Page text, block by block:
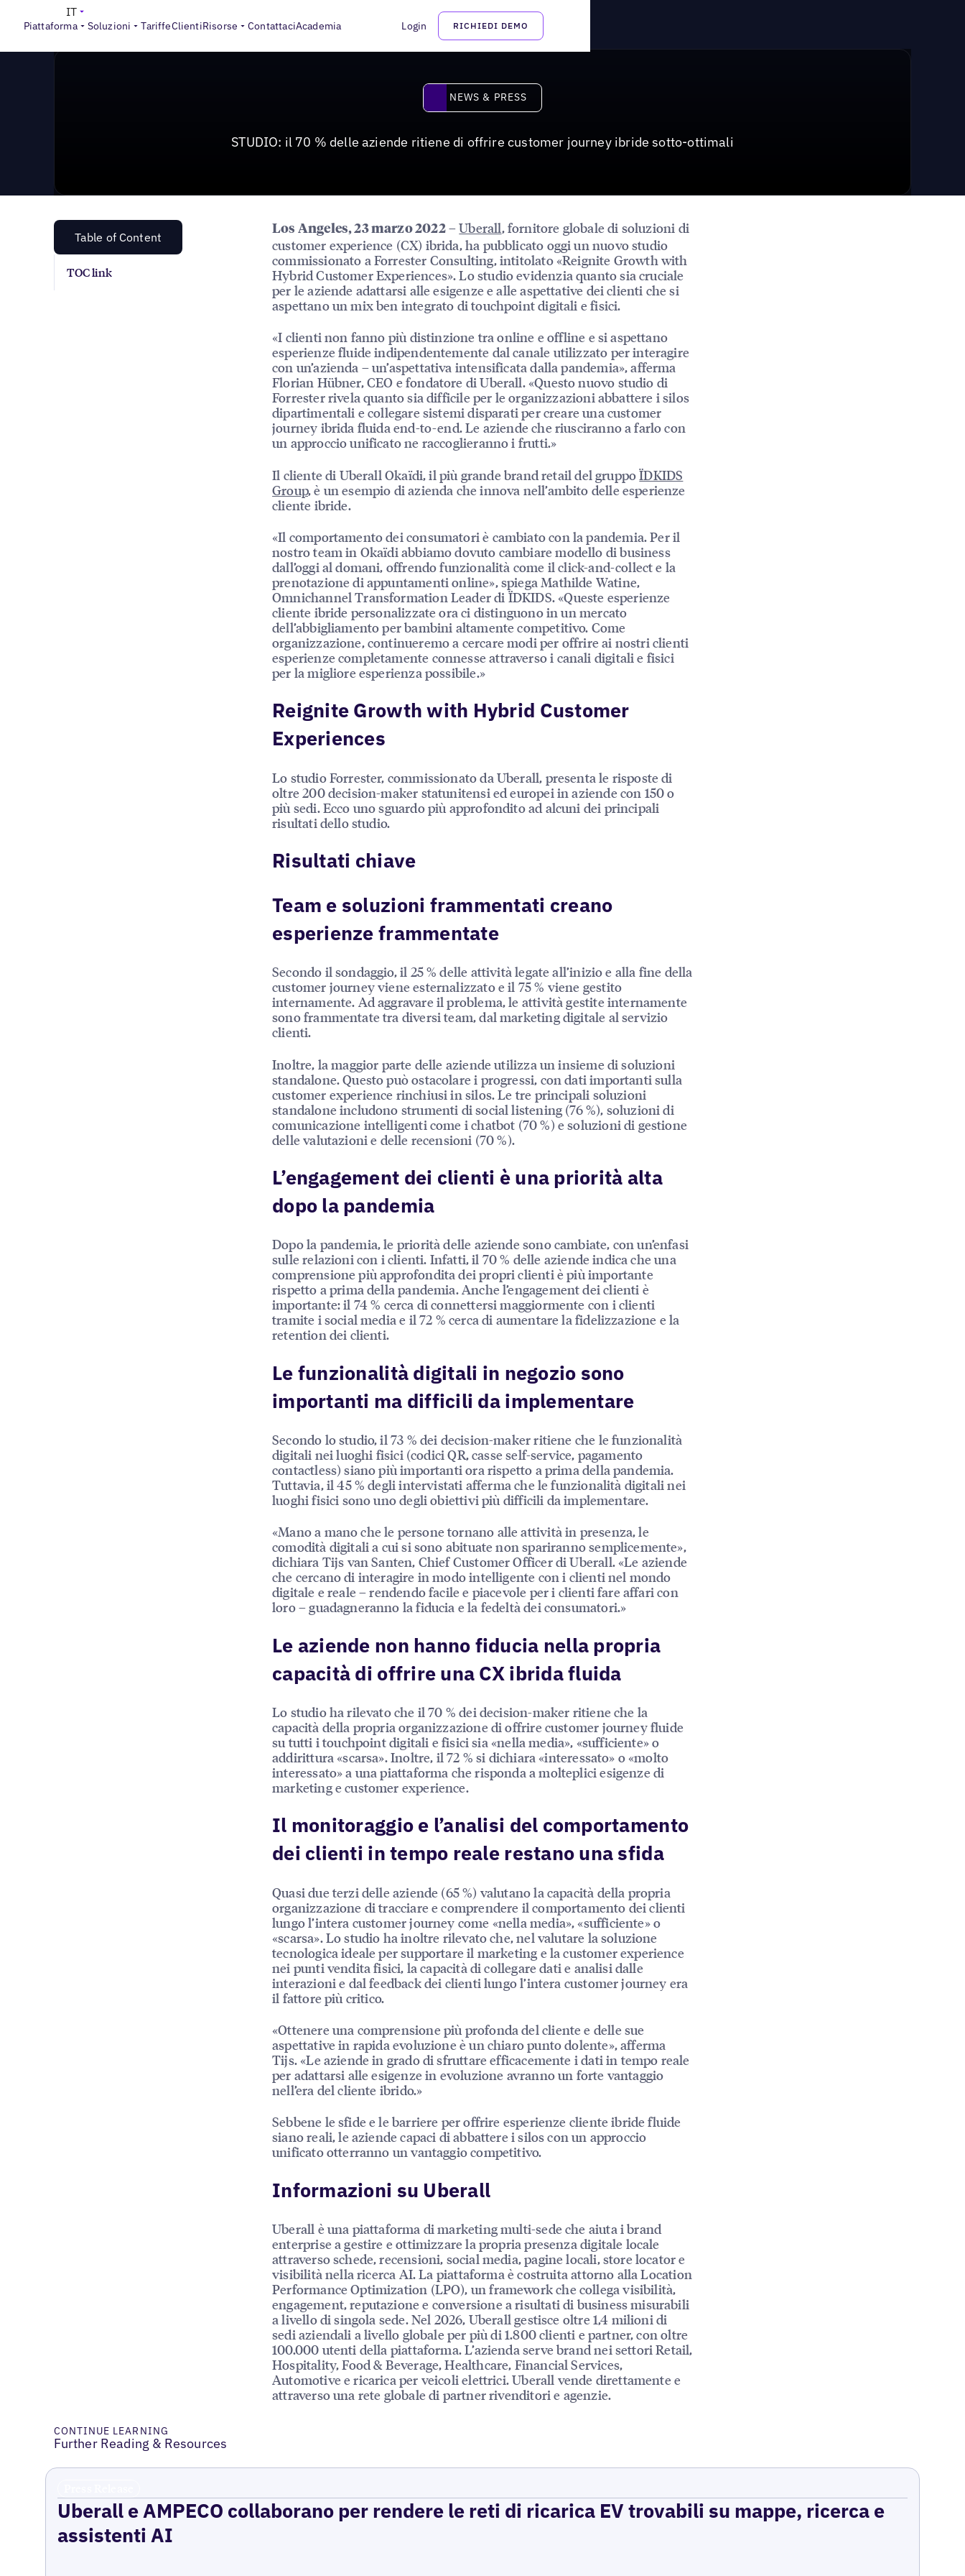
Piattaforma Soluzioni TariffeClientiRisorse ContattaciAcademia Login RICHIEDI DEMO
IT
News & Press STUDIO: il 70 % delle aziende ritiene di offrire customer journey ibride sotto-ottimali
News & Press
NEWS & PRESS
STUDIO: il 70 % delle aziende ritiene di offrire customer journey ibride sotto-ottimali
Table of Content
TOC link
Los Angeles, 23 marzo 2022–Uberall, fornitore globale di soluzioni di
customer experience (CX) ibrida, ha pubblicato oggi un nuovo studio
commissionato a Forrester Consulting, intitolato «Reignite Growth with
Hybrid Customer Experiences». Lo studio evidenzia quanto sia cruciale
per le aziende adattarsi alle esigenze e alle aspettative dei clienti che si
aspettano un mix ben integrato di touchpoint digitali e fisici.
«I clienti non fanno più distinzione tra online e offline e si aspettano
esperienze fluide indipendentemente dal canale utilizzato per interagire
con un’azienda – un’aspettativa intensificata dalla pandemia», afferma
Florian Hübner, CEO e fondatore di Uberall. «Questo nuovo studio di
Forrester rivela quanto sia difficile per le organizzazioni abbattere i silos
dipartimentali e collegare sistemi disparati per creare una customer
journey ibrida fluida end-to-end. Le aziende che riusciranno a farlo con
un approccio unificato ne raccoglieranno i frutti.»
Il cliente di Uberall Okaïdi, il più grande brand retail del gruppoÏDKIDS
Group, è un esempio di azienda che innova nell’ambito delle esperienze
cliente ibride.
«Il comportamento dei consumatori è cambiato con la pandemia. Per il
nostro team in Okaïdi abbiamo dovuto cambiare modello di business
dall’oggi al domani, offrendo funzionalità come il click-and-collect e la
prenotazione di appuntamenti online», spiega Mathilde Watine,
Omnichannel Transformation Leader di ÏDKIDS. «Queste esperienze
cliente ibride personalizzate ora ci distinguono in un mercato
dell’abbigliamento per bambini altamente competitivo. Come
organizzazione, continueremo a cercare modi per offrire ai nostri clienti
esperienze completamente connesse attraverso i canali digitali e fisici
per la migliore esperienza possibile.»
Reignite Growth with Hybrid Customer
Experiences
Lo studio Forrester, commissionato da Uberall, presenta le risposte di
oltre 200 decision-maker statunitensi ed europei in aziende con 150 o
più sedi. Ecco uno sguardo più approfondito ad alcuni dei principali
risultati dello studio.
Risultati chiave
Team e soluzioni frammentati creano
esperienze frammentate
Secondo il sondaggio, il 25 % delle attività legate all’inizio e alla fine della
customer journey viene esternalizzato e il 75 % viene gestito
internamente. Ad aggravare il problema, le attività gestite internamente
sono frammentate tra diversi team, dal marketing digitale al servizio
clienti.
Inoltre, la maggior parte delle aziende utilizza un insieme di soluzioni
standalone. Questo può ostacolare i progressi, con dati importanti sulla
customer experience rinchiusi in silos. Le tre principali soluzioni
standalone includono strumenti di social listening (76 %), soluzioni di
comunicazione intelligenti come i chatbot (70 %) e soluzioni di gestione
delle valutazioni e delle recensioni (70 %).
L’engagement dei clienti è una priorità alta
dopo la pandemia
Dopo la pandemia, le priorità delle aziende sono cambiate, con un’enfasi
sulle relazioni con i clienti. Infatti, il 70 % delle aziende indica che una
comprensione più approfondita dei propri clienti è più importante
rispetto a prima della pandemia. Anche l’engagement dei clienti è
importante: il 74 % cerca di connettersi maggiormente con i clienti
tramite i social media e il 72 % cerca di aumentare la fidelizzazione e la
retention dei clienti.
Le funzionalità digitali in negozio sono
importanti ma difficili da implementare
Secondo lo studio, il 73 % dei decision-maker ritiene che le funzionalità
digitali nei luoghi fisici (codici QR, casse self-service, pagamento
contactless) siano più importanti ora rispetto a prima della pandemia.
Tuttavia, il 45 % degli intervistati afferma che le funzionalità digitali nei
luoghi fisici sono uno degli obiettivi più difficili da implementare.
«Mano a mano che le persone tornano alle attività in presenza, le
comodità digitali a cui si sono abituate non spariranno semplicemente»,
dichiara Tijs van Santen, Chief Customer Officer di Uberall. «Le aziende
che cercano di interagire in modo intelligente con i clienti nel mondo
digitale e reale – rendendo facile e piacevole per i clienti fare affari con
loro – guadagneranno la fiducia e la fedeltà dei consumatori.»
Le aziende non hanno fiducia nella propria
capacità di offrire una CX ibrida fluida
Lo studio ha rilevato che il 70 % dei decision-maker ritiene che la
capacità della propria organizzazione di offrire customer journey fluide
su tutti i touchpoint digitali e fisici sia «nella media», «sufficiente» o
addirittura «scarsa». Inoltre, il 72 % si dichiara «interessato» o «molto
interessato» a una piattaforma che risponda a molteplici esigenze di
marketing e customer experience.
Il monitoraggio e l’analisi del comportamento
dei clienti in tempo reale restano una sfida
Quasi due terzi delle aziende (65 %) valutano la capacità della propria
organizzazione di tracciare e comprendere il comportamento dei clienti
lungo l’intera customer journey come «nella media», «sufficiente» o
«scarsa». Lo studio ha inoltre rilevato che, nel valutare la soluzione
tecnologica ideale per supportare il marketing e la customer experience
nei punti vendita fisici, la capacità di collegare dati e analisi dalle
interazioni e dal feedback dei clienti lungo l’intera customer journey era
il fattore più critico.
«Ottenere una comprensione più profonda del cliente e delle sue
aspettative in rapida evoluzione è un chiaro punto dolente», afferma
Tijs. «Le aziende in grado di sfruttare efficacemente i dati in tempo reale
per adattarsi alle esigenze in evoluzione avranno un forte vantaggio
nell’era del cliente ibrido.»
Sebbene le sfide e le barriere per offrire esperienze cliente ibride fluide
siano reali, le aziende capaci di abbattere i silos con un approccio
unificato otterranno un vantaggio competitivo.
Informazioni su Uberall
Uberall è una piattaforma di marketing multi-sede che aiuta i brand
enterprise a gestire e ottimizzare la propria presenza digitale locale
attraverso schede, recensioni, social media, pagine locali, store locator e
visibilità nella ricerca AI. La piattaforma è costruita attorno alla Location
Performance Optimization (LPO), un framework che collega visibilità,
engagement, reputazione e conversione a risultati di business misurabili
a livello di singola sede. Nel 2026, Uberall gestisce oltre 1,4 milioni di
sedi aziendali a livello globale per più di 1.800 clienti e partner, con oltre
100.000 utenti della piattaforma. L’azienda serve brand nei settori Retail,
Hospitality, Food & Beverage, Healthcare, Financial Services,
Automotive e ricarica per veicoli elettrici. Uberall vende direttamente e
attraverso una rete globale di partner rivenditori e agenzie.
CONTINUE LEARNING
Further Reading & Resources
Uberall e AMPECO collaborano per rendere le reti di ricarica EV trovabili su mappe, ricerca e
assistenti AI